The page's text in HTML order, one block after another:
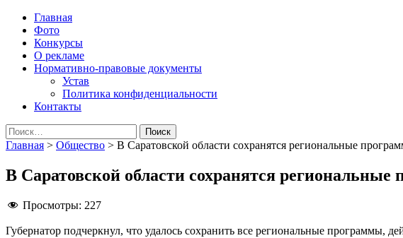
Народная трибуна
Калининская районная газета
Главная
Фото
Конкурсы
О рекламе
Нормативно-правовые документы
Устав
Политика конфиденциальности
Контакты
Найти:
Главная > Общество > В Саратовской области сохранятся региональные
В Саратовской области сохранятся региональные
Просмотры: 227
Губернатор подчеркнул, что удалось сохранить все региональные программы,